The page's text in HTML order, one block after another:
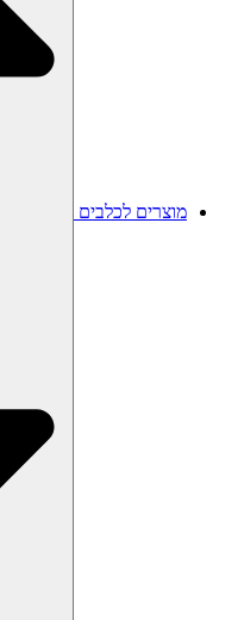
מוצרים לכלבים